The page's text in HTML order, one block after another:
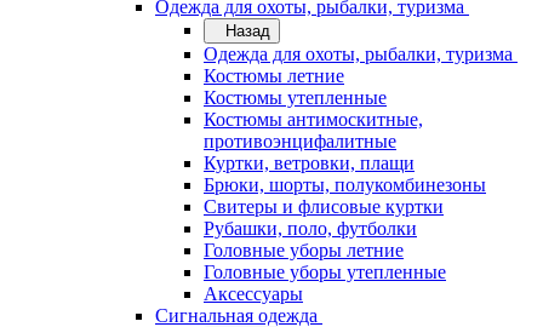
Одежда для охоты, рыбалки, туризма
Назад
Одежда для охоты, рыбалки, туризма
Костюмы летние
Костюмы утепленные
Костюмы антимоскитные,
противоэнцифалитные
Куртки, ветровки, плащи
Брюки, шорты, полукомбинезоны
Свитеры и флисовые куртки
Рубашки, поло, футболки
Головные уборы летние
Головные уборы утепленные
Аксессуары
Сигнальная одежда